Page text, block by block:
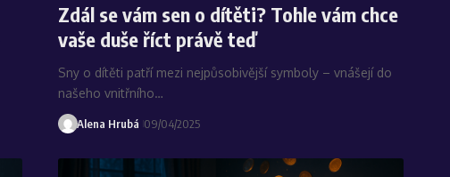
Zdál se vám sen o dítěti? Tohle vám chce
vaše duše říct právě teď
Sny o dítěti patří mezi nejpůsobivější symboly – vnášejí do
našeho vnitřního…
Alena Hrubá 09/04/2025